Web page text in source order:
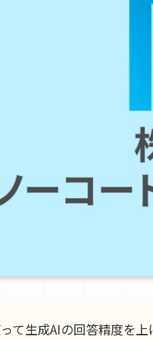
て生成AIの回答精度を